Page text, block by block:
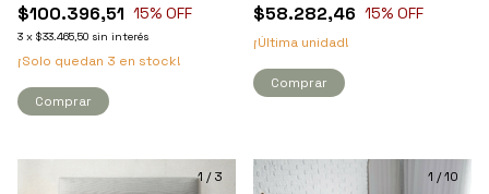
$100.396,51 15% OFF
3 x $33.465,50 sin interés
¡Solo quedan 3 en stock!
Comprar
$58.282,46 15% OFF
¡Última unidad!
Comprar
1 /3 1 /10